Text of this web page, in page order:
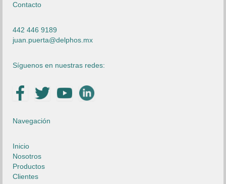
Contacto
442 446 9189
juan.puerta@delphos.mx
Síguenos en nuestras redes:
Navegación
Inicio
Nosotros
Productos
Clientes